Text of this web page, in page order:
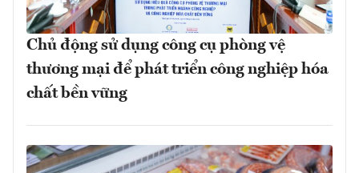
Chủ động sử dụng công cụ phòng vệ
thương mại để phát triển công nghiệp hóa
chất bền vững